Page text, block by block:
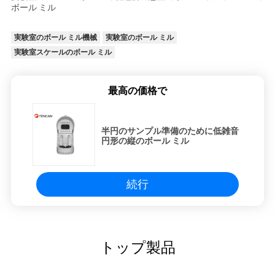
ボール ミル
実験室のボール ミル機械
実験室のボール ミル
実験室スケールのボール ミル
最高の価格で
半円のサンプル準備のために低雑音
円形の縦のボール ミル
続行
トップ製品